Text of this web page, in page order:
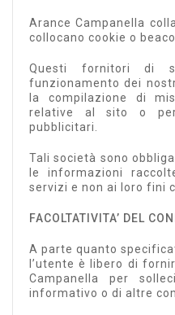
Arance Campanella
collocano cookie o
Questi fornitori di
funzionamento dei
la compilazione di
relative al sito o
pubblicitari.
Tali società sono
le informazioni
servizi e non ai loro fini
FACOLTATIVITA’ DEL
A parte quanto
l’utente è libero di
Campanella per
informativo o di altre